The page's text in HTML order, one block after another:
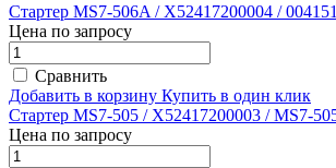
Стартер MS7-506A / X52417200004 /
Цена по запросу
Сравнить
Добавить в корзину Купить в один клик
Стартер MS7-505 / X52417200003 / MS7-
Цена по запросу